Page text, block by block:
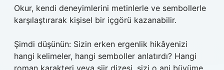
Okur, kendi deneyimlerini metinlerle ve sembollerle
karşılaştırarak kişisel bir içgörü kazanabilir.
Şimdi düşünün: Sizin erken ergenlik hikâyenizi
hangi kelimeler, hangi semboller anlatırdı? Hangi
roman karakteri veya şiir dizesi, sizi o ani büyüme